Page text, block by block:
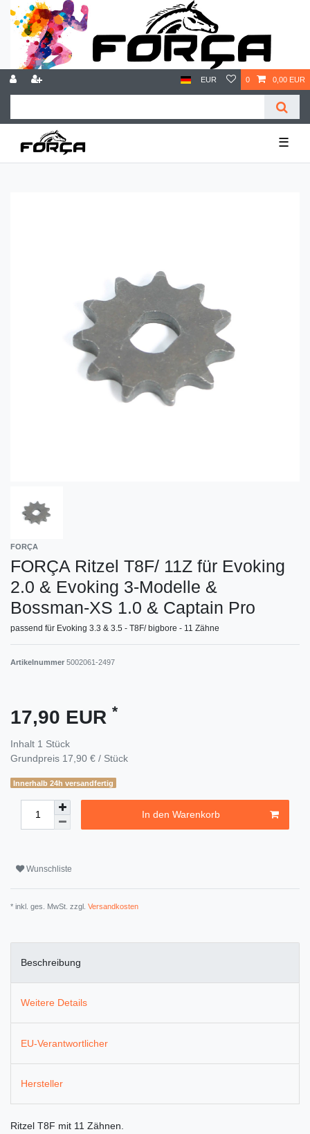
EUR 0 0,00 EUR
☰
FORÇA
FORÇA Ritzel T8F/ 11Z für Evoking
2.0 & Evoking 3-Modelle &
Bossman-XS 1.0 & Captain Pro
passend für Evoking 3.3 & 3.5 - T8F/ bigbore - 11 Zähne
Artikelnummer 5002061-2497
17,90 EUR *
Inhalt 1 Stück
Grundpreis 17,90 € / Stück
Innerhalb 24h versandfertig
In den Warenkorb
Wunschliste
* inkl. ges. MwSt. zzgl. Versandkosten
Beschreibung
Weitere Details
EU-Verantwortlicher
Hersteller
Ritzel T8F mit 11 Zähnen.